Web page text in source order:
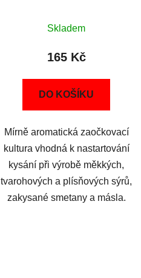
Skladem
165 Kč
DO KOŠÍKU
Mírně aromatická zaočkovací
kultura vhodná k nastartování
kysání při výrobě měkkých,
tvarohových a plísňových sýrů,
zakysané smetany a másla.